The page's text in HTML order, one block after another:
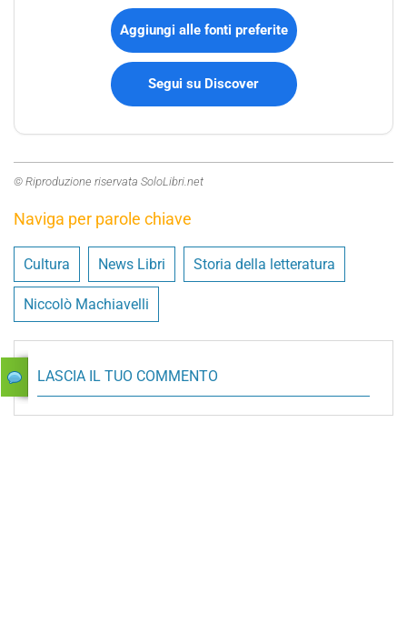
Aggiungi alle fonti preferite
Segui su Discover
© Riproduzione riservata SoloLibri.net
Naviga per parole chiave
Cultura News Libri Storia della letteratura
Niccolò Machiavelli
LASCIA IL TUO COMMENTO